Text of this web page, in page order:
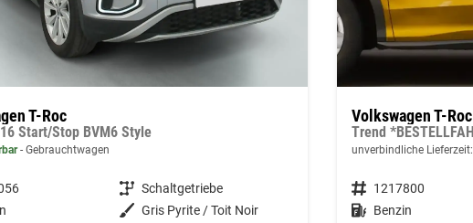
T-Roc
Start/Stop BVM6 Style
Gebrauchtwagen
Getriebe Schaltgetriebe
Außenfarbe Gris Pyrite / Toit Noir
Volkswagen T-Roc
unverbindliche Lieferzeit:
Fahrzeugnummer 1217800
Kraftstoff Benzin